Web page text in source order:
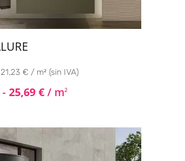
€ / m² (sin IVA)
- 25,69 € / m2